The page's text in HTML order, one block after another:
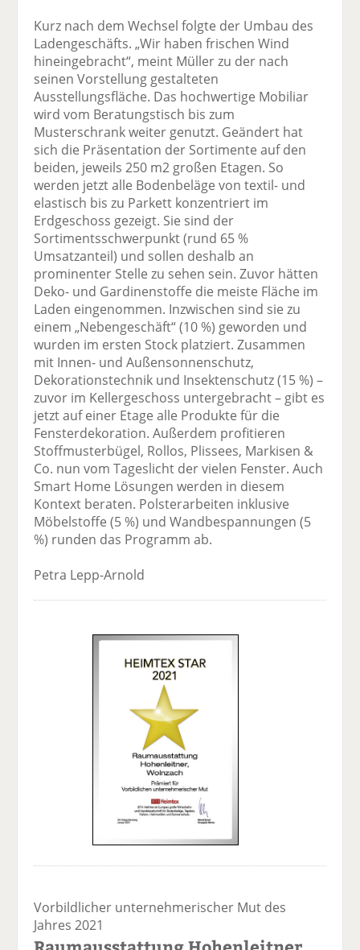
Kurz nach dem Wechsel folgte der Umbau des
Ladengeschäfts. „Wir haben frischen Wind
hineingebracht“, meint Müller zu der nach
seinen Vorstellung gestalteten
Ausstellungsfläche. Das hochwertige Mobiliar
wird vom Beratungstisch bis zum
Musterschrank weiter genutzt. Geändert hat
sich die Präsentation der Sortimente auf den
beiden, jeweils 250 m2 großen Etagen. So
werden jetzt alle Bodenbeläge von textil- und
elastisch bis zu Parkett konzentriert im
Erdgeschoss gezeigt. Sie sind der
Sortimentsschwerpunkt (rund 65 %
Umsatzanteil) und sollen deshalb an
prominenter Stelle zu sehen sein. Zuvor hätten
Deko- und Gardinenstoffe die meiste Fläche im
Laden eingenommen. Inzwischen sind sie zu
einem „Nebengeschäft“ (10 %) geworden und
wurden im ersten Stock platziert. Zusammen
mit Innen- und Außensonnenschutz,
Dekorationstechnik und Insektenschutz (15 %) –
zuvor im Kellergeschoss untergebracht – gibt es
jetzt auf einer Etage alle Produkte für die
Fensterdekoration. Außerdem profitieren
Stoffmusterbügel, Rollos, Plissees, Markisen &
Co. nun vom Tageslicht der vielen Fenster. Auch
Smart Home Lösungen werden in diesem
Kontext beraten. Polsterarbeiten inklusive
Möbelstoffe (5 %) und Wandbespannungen (5
%) runden das Programm ab.
Petra Lepp-Arnold
Vorbildlicher unternehmerischer Mut des
Jahres 2021